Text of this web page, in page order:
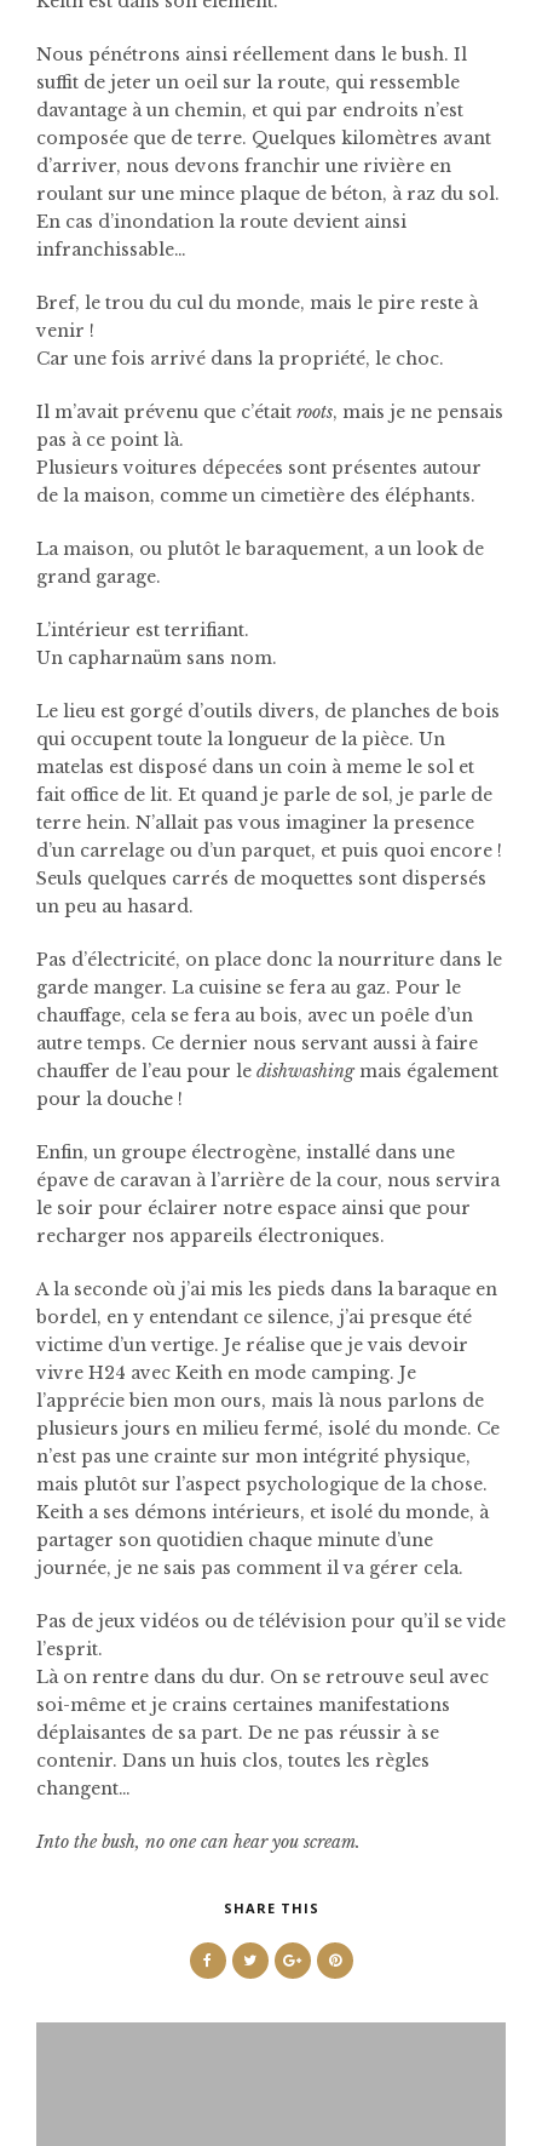
Nous pénétrons ainsi réellement dans le bush. Il
suffit de jeter un oeil sur la route, qui ressemble
davantage à un chemin, et qui par endroits n’est
composée que de terre. Quelques kilomètres avant
d’arriver, nous devons franchir une rivière en
roulant sur une mince plaque de béton, à raz du sol.
En cas d’inondation la route devient ainsi
infranchissable…
Bref, le trou du cul du monde, mais le pire reste à
venir !
Car une fois arrivé dans la propriété, le choc.
Il m’avait prévenu que c’était roots, mais je ne pensais
pas à ce point là.
Plusieurs voitures dépecées sont présentes autour
de la maison, comme un cimetière des éléphants.
La maison, ou plutôt le baraquement, a un look de
grand garage.
L’intérieur est terrifiant.
Un capharnaüm sans nom.
Le lieu est gorgé d’outils divers, de planches de bois
qui occupent toute la longueur de la pièce. Un
matelas est disposé dans un coin à meme le sol et
fait office de lit. Et quand je parle de sol, je parle de
terre hein. N’allait pas vous imaginer la presence
d’un carrelage ou d’un parquet, et puis quoi encore !
Seuls quelques carrés de moquettes sont dispersés
un peu au hasard.
Pas d’électricité, on place donc la nourriture dans le
garde manger. La cuisine se fera au gaz. Pour le
chauffage, cela se fera au bois, avec un poêle d’un
autre temps. Ce dernier nous servant aussi à faire
chauffer de l’eau pour le dishwashingmais également
pour la douche !
Enfin, un groupe électrogène, installé dans une
épave de caravan à l’arrière de la cour, nous servira
le soir pour éclairer notre espace ainsi que pour
recharger nos appareils électroniques.
A la seconde où j’ai mis les pieds dans la baraque en
bordel, en y entendant ce silence, j’ai presque été
victime d’un vertige. Je réalise que je vais devoir
vivre H24 avec Keith en mode camping. Je
l’apprécie bien mon ours, mais là nous parlons de
plusieurs jours en milieu fermé, isolé du monde. Ce
n’est pas une crainte sur mon intégrité physique,
mais plutôt sur l’aspect psychologique de la chose.
Keith a ses démons intérieurs, et isolé du monde, à
partager son quotidien chaque minute d’une
journée, je ne sais pas comment il va gérer cela.
Pas de jeux vidéos ou de télévision pour qu’il se vide
l’esprit.
Là on rentre dans du dur. On se retrouve seul avec
soi-même et je crains certaines manifestations
déplaisantes de sa part. De ne pas réussir à se
contenir. Dans un huis clos, toutes les règles
changent…
Into the bush, no one can hear you scream.
SHARE THIS